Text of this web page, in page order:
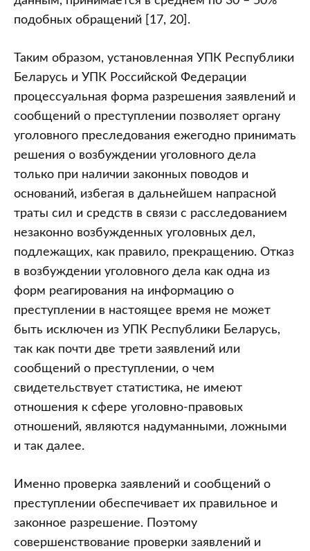
подобных обращений [17, 20].
Таким образом, установленная УПК Республики
Беларусь и УПК Российской Федерации
процессуальная форма разрешения заявлений и
сообщений о преступлении позволяет органу
уголовного преследования ежегодно принимать
решения о возбуждении уголовного дела
только при наличии законных поводов и
оснований, избегая в дальнейшем напрасной
траты сил и средств в связи с расследованием
незаконно возбужденных уголовных дел,
подлежащих, как правило, прекращению. Отказ
в возбуждении уголовного дела как одна из
форм реагирования на информацию о
преступлении в настоящее время не может
быть исключен из УПК Республики Беларусь,
так как почти две трети заявлений или
сообщений о преступлении, о чем
свидетельствует статистика, не имеют
отношения к сфере уголовно-правовых
отношений, являются надуманными, ложными
и так далее.
Именно проверка заявлений и сообщений о
преступлении обеспечивает их правильное и
законное разрешение. Поэтому
совершенствование проверки заявлений и